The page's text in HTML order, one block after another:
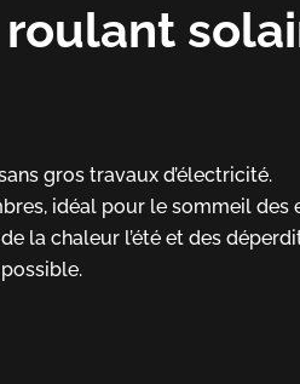
gros travaux d’électricité.
idéal pour le sommeil des
la chaleur l’été et des